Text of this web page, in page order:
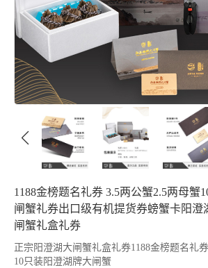
1188金榜题名礼券 3.5两公蟹2.5两母蟹
闸蟹礼券出口级有机提货券螃蟹卡阳澄
闸蟹礼盒礼券
正宗阳澄湖大闸蟹礼盒礼券1188金榜题名礼
10只装阳澄湖牌大闸蟹